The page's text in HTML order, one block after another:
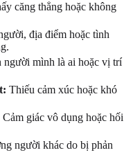
căng thẳng hoặc không
địa điểm hoặc tình
người mình là ai hoặc vị trí
Thiếu cảm xúc hoặc khó
Cảm giác vô dụng hoặc hối
người khác do bị phản